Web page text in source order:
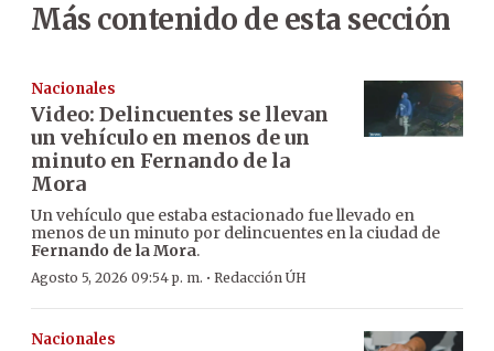
Más contenido de esta sección
Nacionales
Video: Delincuentes se llevan
un vehículo en menos de un
minuto en Fernando de la
Mora
Un vehículo que estaba estacionado fue llevado en
menos de un minuto por delincuentes en la ciudad de
Fernando de la Mora.
Agosto 5, 2026 09:54 p. m. · Redacción ÚH
Nacionales